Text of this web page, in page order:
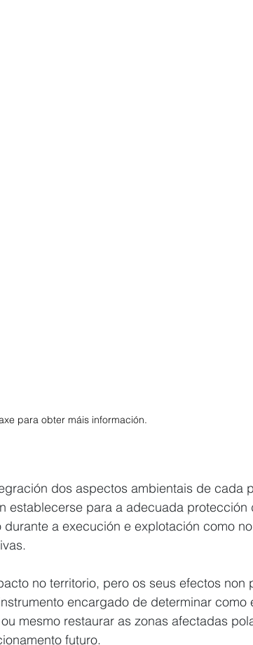
para obter máis información.
dos aspectos ambientais de cada
establecerse para a adecuada protección
a execución e explotación como
no territorio, pero os seus efectos non
encargado de determinar como
mesmo restaurar as zonas afectadas
futuro.